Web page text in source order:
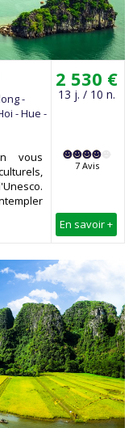
2 530 €
13 j. / 10 n.
7 Avis
En savoir +
-
- Hue -
vous